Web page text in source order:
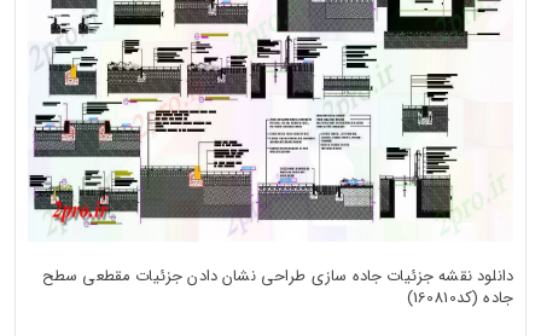
دانلود نقشه جزئیات جاده سازی طراحی نشان دادن جزئیات مقطعی سطح
جاده (کد160810)